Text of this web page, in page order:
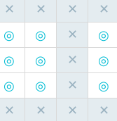
✕ ✕ ✕ ✕
✕
✕
✕
✕ ✕ ✕ ✕